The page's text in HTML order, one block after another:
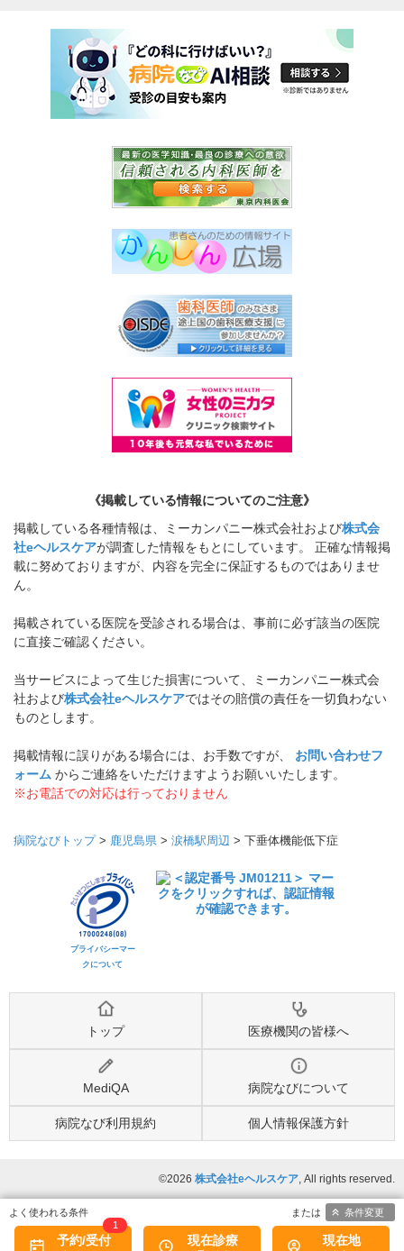
《掲載している情報についてのご注意》
掲載している各種情報は、ミーカンパニー株式会社および株式会
社eヘルスケアが調査した情報をもとにしています。 正確な情報掲
載に努めておりますが、内容を完全に保証するものではありませ
ん。
掲載されている医院を受診される場合は、事前に必ず該当の医院
に直接ご確認ください。
当サービスによって生じた損害について、ミーカンパニー株式会
社および株式会社eヘルスケアではその賠償の責任を一切負わない
ものとします。
掲載情報に誤りがある場合には、お手数ですが、 お問い合わせフ
ォーム からご連絡をいただけますようお願いいたします。
※お電話での対応は行っておりません
病院なびトップ> 鹿児島県 > 涙橋駅周辺 > 下垂体機能低下症
プライバシーマー
クについて
トップ 医療機関の皆様へ
MediQA 病院なびについて
病院なび利用規約 個人情報保護方針
©2026 株式会社eヘルスケア, All rights reserved.
予約/受付
1
現在診療 現在地
条件変更